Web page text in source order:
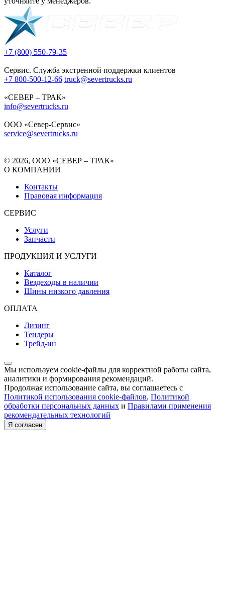
+7 (800) 550-79-35
Сервис. Служба экстренной поддержки клиентов
+7 800-500-12-66 truck@severtrucks.ru
«СЕВЕР – ТРАК»
info@severtrucks.ru
ООО «Север-Сервис»
service@severtrucks.ru
© 2026, ООО «СЕВЕР – ТРАК»
О КОМПАНИИ
Контакты
Правовая информация
СЕРВИС
Услуги
Запчасти
ПРОДУКЦИЯ И УСЛУГИ
Каталог
Вездеходы в наличии
Шины низкого давления
ОПЛАТА
Лизинг
Тендеры
Трейд-ин
Мы используем cookie-файлы для корректной работы сайта,
аналитики и формирования рекомендаций.
Продолжая использование сайта, вы соглашаетесь с
Политикой использования cookie-файлов, Политикой
обработки персональных данных и Правилами применения
рекомендательных технологий
Я согласен